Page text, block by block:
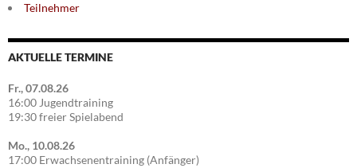
Teilnehmer
AKTUELLE TERMINE
Fr., 07.08.26
16:00 Jugendtraining
19:30 freier Spielabend
Mo., 10.08.26
17:00 Erwachsenentraining (Anfänger)